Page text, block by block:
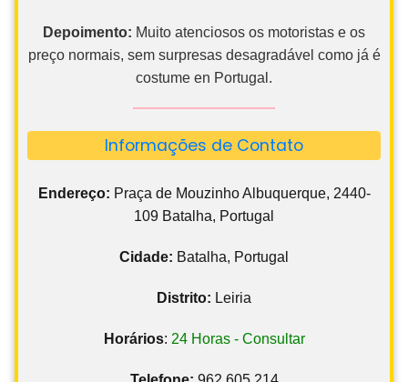
Depoimento: Muito atenciosos os motoristas e os
preço normais, sem surpresas desagradável como já é
costume en Portugal.
Informações de Contato
Endereço: Praça de Mouzinho Albuquerque, 2440-
109 Batalha, Portugal
Cidade: Batalha, Portugal
Distrito: Leiria
Horários: 24 Horas - Consultar